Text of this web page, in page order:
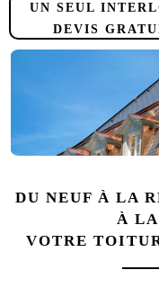
UN SEUL
DEVIS
DU NEUF À LA
À
VOTRE